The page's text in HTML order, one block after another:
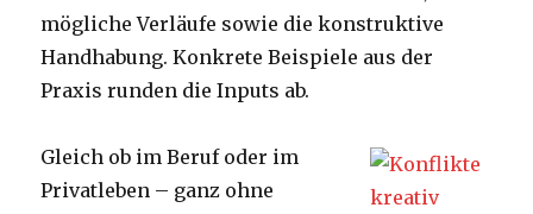
mögliche Verläufe sowie die konstruktive
Handhabung. Konkrete Beispiele aus der
Praxis runden die Inputs ab.
Gleich ob im Beruf oder im
Privatleben – ganz ohne